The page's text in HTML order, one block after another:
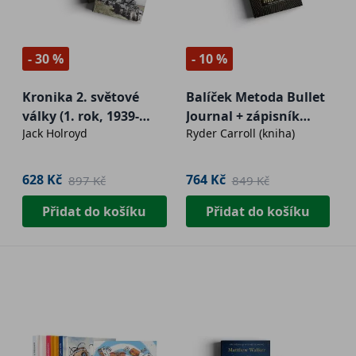
- 30 %
Kronika 2. světové
války (1. rok, 1939-
1940)+ (2. rok, 1940–
1942)
Jack Holroyd
628 Kč 897 Kč
Přidat do košíku
- 10 %
Balíček Metoda Bullet
Journal + zápisník
Leuchtturm1917
Ryder Carroll (kniha)
764 Kč 849 Kč
Přidat do košíku